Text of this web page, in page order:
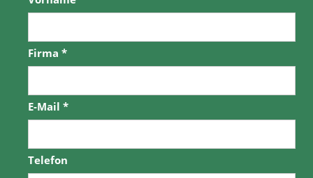
Firma *
E-Mail *
Telefon